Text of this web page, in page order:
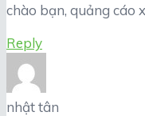
chào bạn, quảng cáo
Reply
nhật tân